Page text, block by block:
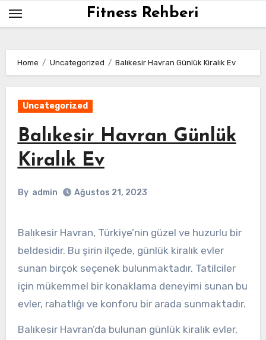
Skip
to
Fitness Rehberi
Home Uncategorized Balıkesir Havran Günlük Kiralık Ev
Uncategorized
Balıkesir Havran Günlük
Kiralık Ev
By admin Ağustos 21, 2023
Balıkesir Havran, Türkiye’nin güzel ve huzurlu bir
beldesidir. Bu şirin ilçede, günlük kiralık evler
sunan birçok seçenek bulunmaktadır. Tatilciler
için mükemmel bir konaklama deneyimi sunan bu
evler, rahatlığı ve konforu bir arada sunmaktadır.
Balıkesir Havran’da bulunan günlük kiralık evler,